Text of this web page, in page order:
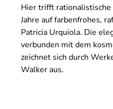
Hier trifft
Jahre auf farbenfrohes,
Patricia Urquiola. Die
verbunden mit dem
zeichnet sich durch
Walker aus.